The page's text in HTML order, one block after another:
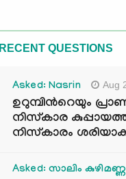
RECENT QUESTIONS
Asked: Nasrin Aug
ഉറുമ്പിന്‍റെയും
നിസ്കാര
നിസ്കാരം
Asked: സാലിം കുഴിമണ്ണ